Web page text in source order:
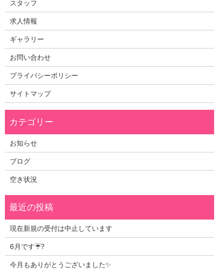
スタッフ
求人情報
ギャラリー
お問い合わせ
プライバシーポリシー
サイトマップ
お知らせ
ブログ
空き状況
現在新規の受付は中止しています
6月です☔?
今月もありがとうございました✨